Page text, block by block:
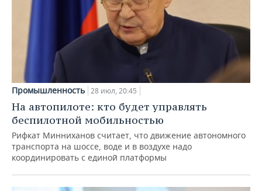
Промышленность 28 июл, 20:45
На автопилоте: кто будет управлять
беспилотной мобильностью
Рифкат Минниханов считает, что движение автономного
транспорта на шоссе, воде и в воздухе надо
координировать с единой платформы